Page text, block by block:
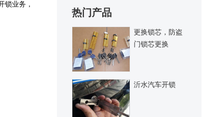
锁业务，
热门产品
更换锁芯，防盗
门锁芯更换
沂水汽车开锁